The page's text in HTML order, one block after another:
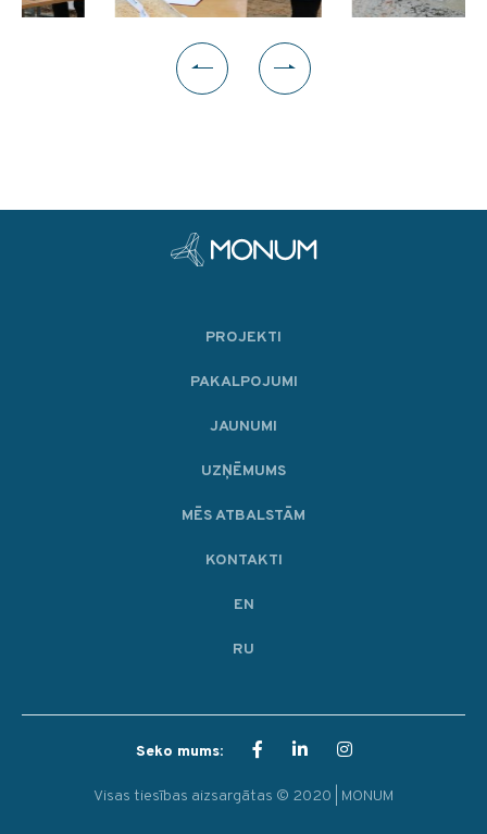
PROJEKTI
PAKALPOJUMI
JAUNUMI
UZŅĒMUMS
MĒS ATBALSTĀM
KONTAKTI
EN
RU
Visas tiesības aizsargātas © 2020 | MONUM
Seko mums: